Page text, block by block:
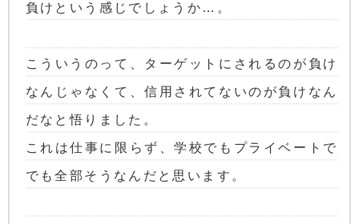
負けという感じでしょうか…。
こういうのって、ターゲットにされるのが負け
なんじゃなくて、信用されてないのが負けなん
だなと悟りました。
これは仕事に限らず、学校でもプライベートで
でも全部そうなんだと思います。